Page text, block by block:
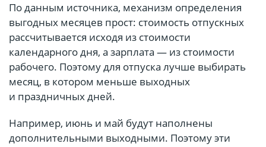
По данным источника, механизм определения
выгодных месяцев прост: стоимость отпускных
рассчитывается исходя из стоимости
календарного дня, а зарплата — из стоимости
рабочего. Поэтому для отпуска лучше выбирать
месяц, в котором меньше выходных
и праздничных дней.
Например, июнь и май будут наполнены
дополнительными выходными. Поэтому эти